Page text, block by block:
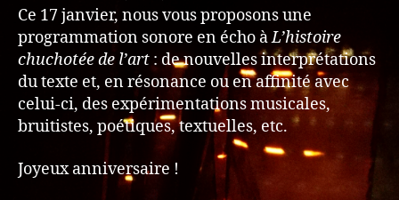
Ce 17 janvier, nous vous proposons une
programmation sonore en écho àL’histoire
chuchotée de l’art : de nouvelles interprétations
du texte et, en résonance ou en affinité avec
celui-ci, des expérimentations musicales,
bruitistes, poétiques, textuelles, etc.
Joyeux anniversaire !